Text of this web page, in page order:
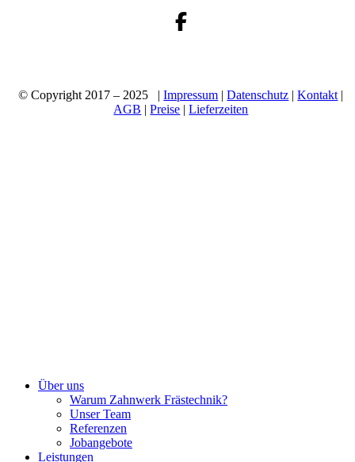
© Copyright 2017 – 2025 |Impressum |Datenschutz |Kontakt |
AGB |Preise |Lieferzeiten
Close
Über uns
Warum Zahnwerk Frästechnik?
Unser Team
Referenzen
Jobangebote
Leistungen